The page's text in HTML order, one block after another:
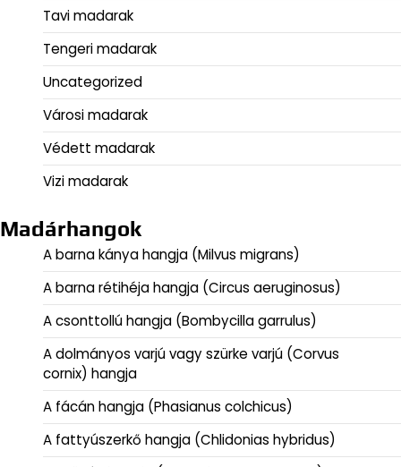
Tavi madarak
Tengeri madarak
Uncategorized
Városi madarak
Védett madarak
Vizi madarak
Madárhangok
A barna kánya hangja (Milvus migrans)
A barna rétihéja hangja (Circus aeruginosus)
A csonttollú hangja (Bombycilla garrulus)
A dolmányos varjú vagy szürke varjú (Corvus
cornix) hangja
A fácán hangja (Phasianus colchicus)
A fattyúszerkő hangja (Chlidonias hybridus)